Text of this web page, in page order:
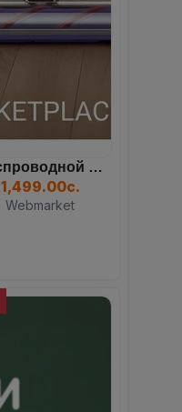
Беспроводной Вертикальный...
1,499.00с.
Webmarket